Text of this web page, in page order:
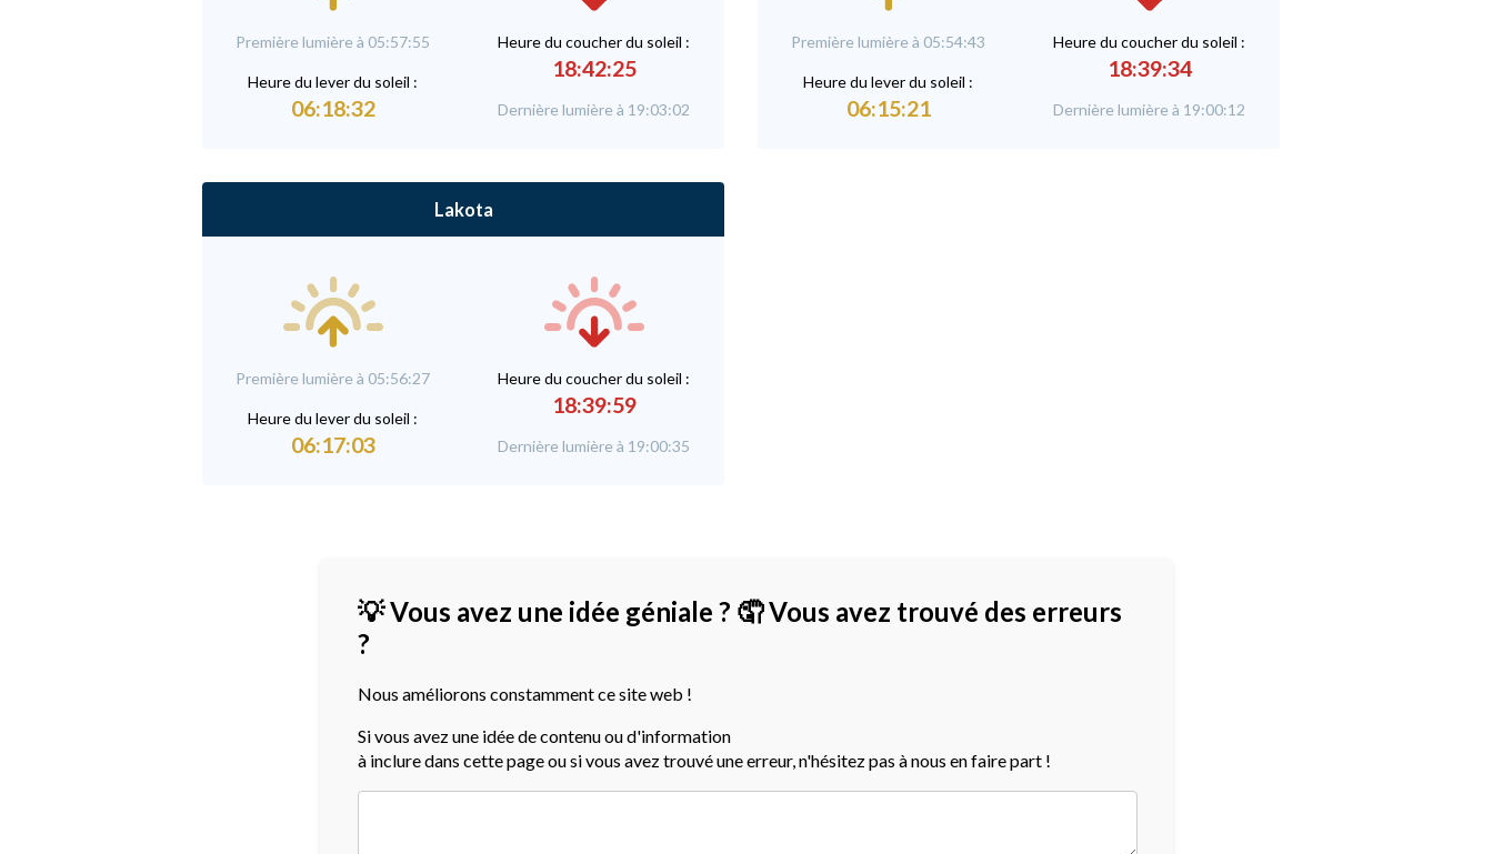
Première lumière à 05:57:55
Heure du lever du soleil :
06:18:32
Heure du coucher du soleil :
18:42:25
Dernière lumière à 19:03:02
Première lumière à 05:54:43
Heure du lever du soleil :
06:15:21
Heure du coucher du soleil :
18:39:34
Dernière lumière à 19:00:12
Lakota
Première lumière à 05:56:27
Heure du lever du soleil :
06:17:03
Heure du coucher du soleil :
18:39:59
Dernière lumière à 19:00:35
💡 Vous avez une idée géniale ? 🤦 Vous avez trouvé des erreurs
?
Nous améliorons constamment ce site web !
Si vous avez une idée de contenu ou d'information
à inclure dans cette page ou si vous avez trouvé une erreur, n'hésitez pas à nous en faire part !